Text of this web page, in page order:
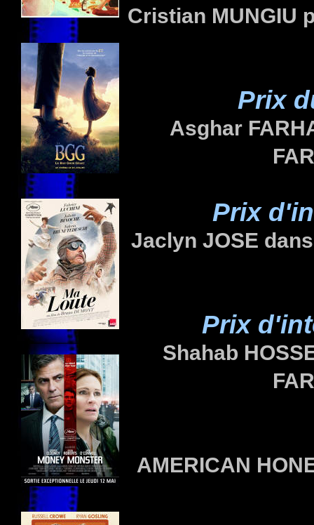
Cristian MUNGIU
Prix
Asghar
Prix
Jaclyn JOSE
Prix
Shahab
AMERICAN